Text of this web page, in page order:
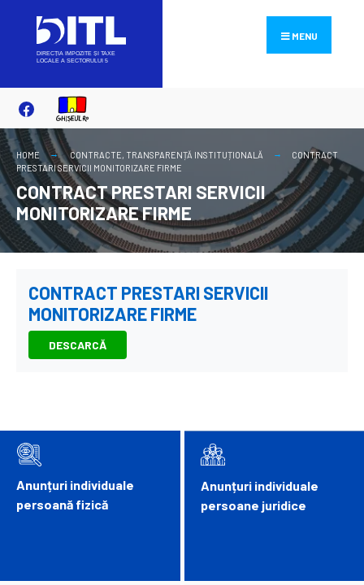
content
MENU
HOME CONTRACTE, TRANSPARENȚĂ INSTITUȚIONALĂ
CONTRACT
PRESTARI SERVICII MONITORIZARE FIRME
CONTRACT PRESTARI SERVICII
MONITORIZARE FIRME
CONTRACT PRESTARI SERVICII
MONITORIZARE FIRME
DESCARCĂ
Anunțuri individuale
persoană fizică
Anunțuri individuale
persoane juridice
for: